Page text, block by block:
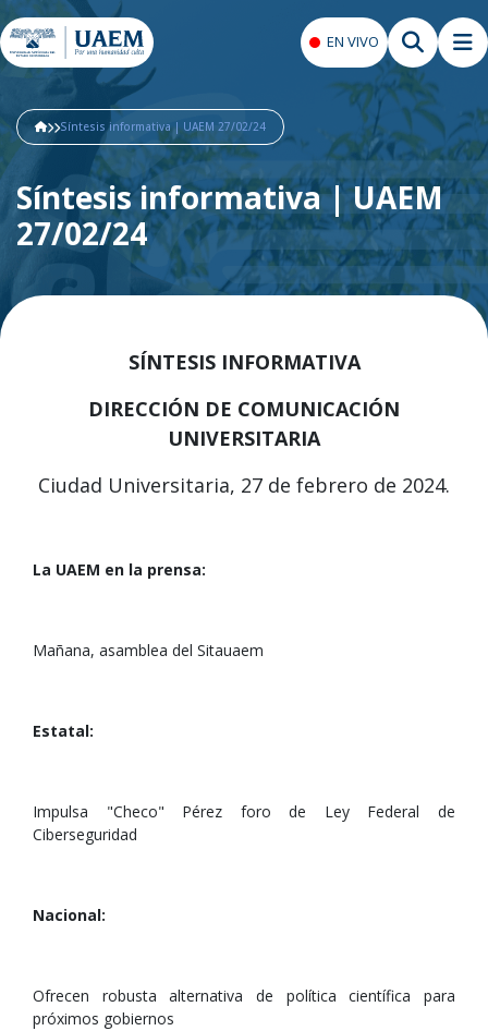
EN VIVO
Síntesis informativa | UAEM 27/02/24
Síntesis informativa | UAEM
27/02/24
SÍNTESIS INFORMATIVA
DIRECCIÓN DE COMUNICACIÓN
UNIVERSITARIA
Ciudad Universitaria, 27 de febrero de 2024.
La UAEM en la prensa:
Mañana, asamblea del Sitauaem
Estatal:
Impulsa "Checo" Pérez foro de Ley Federal de
Ciberseguridad
Nacional:
Ofrecen robusta alternativa de política científica para
próximos gobiernos